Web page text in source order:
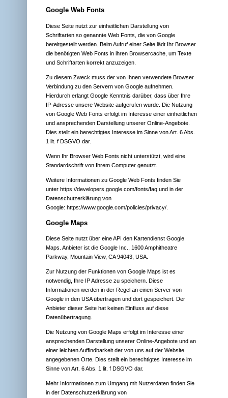
Google Web Fonts
Diese Seite nutzt zur einheitlichen Darstellung von
Schriftarten so genannte Web Fonts, die von Google
bereitgestellt werden. Beim Aufruf einer Seite lädt Ihr Browser
die benötigten Web Fonts in ihren Browsercache, um Texte
und Schriftarten korrekt anzuzeigen.
Zu diesem Zweck muss der von Ihnen verwendete Browser
Verbindung zu den Servern von Google aufnehmen.
Hierdurch erlangt Google Kenntnis darüber, dass über Ihre
IP-Adresse unsere Website aufgerufen wurde. Die Nutzung
von Google Web Fonts erfolgt im Interesse einer einheitlichen
und ansprechenden Darstellung unserer Online-Angebote.
Dies stellt ein berechtigtes Interesse im Sinne von Art. 6 Abs.
1 lit. f DSGVO dar.
Wenn Ihr Browser Web Fonts nicht unterstützt, wird eine
Standardschrift von Ihrem Computer genutzt.
Weitere Informationen zu Google Web Fonts finden Sie
unter https://developers.google.com/fonts/faq und in der
Datenschutzerklärung von
Google: https://www.google.com/policies/privacy/
Google Maps
Diese Seite nutzt über eine API den Kartendienst Google
Maps. Anbieter ist die Google Inc., 1600 Amphitheatre
Parkway, Mountain View, CA 94043, USA.
Zur Nutzung der Funktionen von Google Maps ist es
notwendig, Ihre IP Adresse zu speichern. Diese
Informationen werden in der Regel an einen Server von
Google in den USA übertragen und dort gespeichert. Der
Anbieter dieser Seite hat keinen Einfluss auf diese
Datenübertragung.
Die Nutzung von Google Maps erfolgt im Interesse einer
ansprechenden Darstellung unserer Online-Angebote und an
einer leichten Auffindbarkeit der von uns auf der Website
angegebenen Orte. Dies stellt ein berechtigtes Interesse im
Sinne von Art. 6 Abs. 1 lit. f DSGVO dar.
Mehr Informationen zum Umgang mit Nutzerdaten finden Sie
in der Datenschutzerklärung von